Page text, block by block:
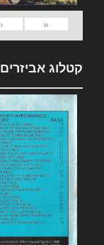
«
‹
קטלוג אביזרים 1979 Jeep